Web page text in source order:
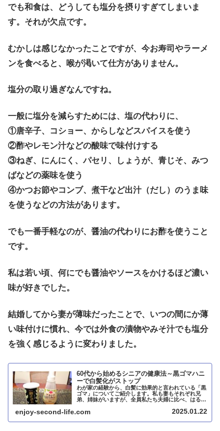
でも和食は、どうしても塩分を摂りすぎてしまいま
す。それが欠点です。
むかしは感じなかったことですが、今お寿司やラーメ
ンを食べると、喉が渇いて仕方がありません。
塩分の取り過ぎなんですね。
一般に塩分を減らすためには、塩の代わりに、
①唐辛子、コショー、からしなどスパイスを使う
②酢やレモン汁などの酸味で味付けする
③ねぎ、にんにく、パセリ、しょうが、青じそ、みつ
ばなどの薬味を使う
④かつお節やコンブ、煮干など出汁（だし）のうま味
を使うなどの方法があります。
でも一番手軽なのが、醤油の代わりにお酢を使うこと
です。
私は若い頃、何にでも醤油やソースをかけるほど濃い
味が好きでした。
結婚してから妻が薄味だったことで、いつの間にか薄
い味付けに慣れ、今では外食の漬物やみそ汁でも塩分
を強く感じるように変わりました。
60代から始めるシニアの健康法～黒ゴマハニ
ーで白髪化がストップ
わが家の経験から、白髪に効果的と言われている「黒
ゴマ」についてご紹介します。私も妻もそれぞれ兄
弟、姉妹がいますが、全員私たち夫婦に比べ、はるか
年近く食べている「ゴマハニー」のお蔭です。ゴマハ
です。
enjoy-second-life.com 2025.01.22